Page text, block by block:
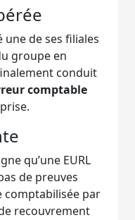
une de ses filiales
groupe en
conduit
comptable
qu’une EURL
de preuves
comptabilisée par
recouvrement